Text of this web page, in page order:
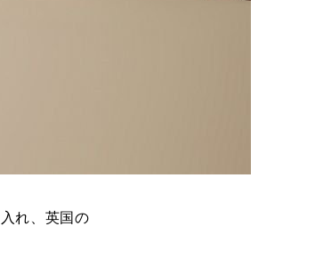
れ、英国の